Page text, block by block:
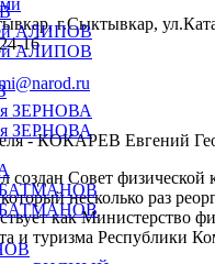
г.Сыктывкар,
16
- КОКАРЕВ Евгений
создан Совет физической
несколько раз
как Министерство
и туризма Республики